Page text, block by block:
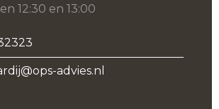
12:30 en 13:00
advies.nl